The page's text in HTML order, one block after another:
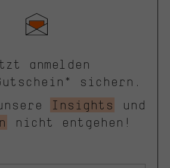
anmelden
sichern.
Insights
und
nicht entgehen!